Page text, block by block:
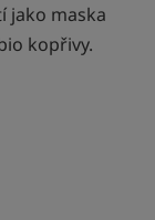
jako maska
kopřivy.